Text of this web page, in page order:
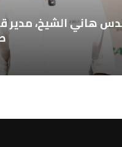
المهندس هاني الشيخ،